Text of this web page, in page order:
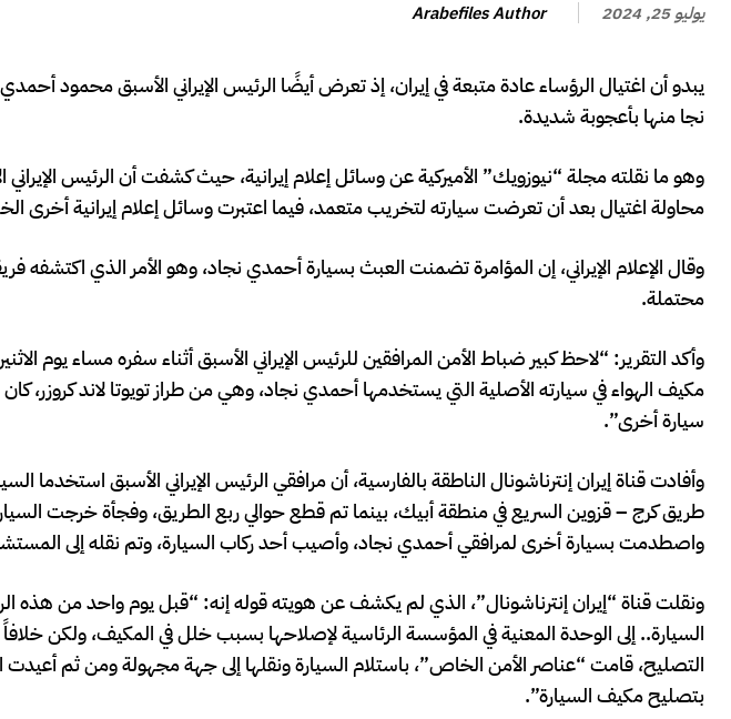
يوليو 25, 2024 Arabefiles Author
يبدو أن اغتيال الرؤساء عادة متبعة في إيران، إذ تعرض أيضًا الرئيس الإيراني الأسبق محمود
نجا منها بأعجوبة شديدة.
وهو ما نقلته مجلة “نيوزويك” الأميركية عن وسائل إعلام إيرانية، حيث كشفت أن الرئيس
محاولة اغتيال بعد أن تعرضت سيارته لتخريب متعمد، فيما اعتبرت وسائل إعلام إيرانية أخرى
وقال الإعلام الإيراني، إن المؤامرة تضمنت العبث بسيارة أحمدي نجاد، وهو الأمر الذي اكتشفه
محتملة.
مكيف الهواء في سيارته الأصلية التي يستخدمها أحمدي نجاد، وهي من طراز تويوتا لاند كروزر،
سيارة أخرى”.
وأفادت قناة إيران إنترناشونال الناطقة بالفارسية، أن مرافقي الرئيس الإيراني الأسبق استخدما
طريق كرج – قزوين السريع في منطقة أبيك، بينما تم قطع حوالي ربع الطريق، وفجأة خرجت
واصطدمت بسيارة أخرى لمرافقي أحمدي نجاد، وأصيب أحد ركاب السيارة، وتم نقله إلى
ونقلت قناة “إيران إنترناشونال”، الذي لم يكشف عن هويته قوله إنه: “قبل يوم واحد من هذه
السيارة.. إلى الوحدة المعنية في المؤسسة الرئاسية لإصلاحها بسبب خلل في المكيف، ولكن خلافاً
التصليح، قامت “عناصر الأمن الخاص”، باستلام السيارة ونقلها إلى جهة مجهولة ومن ثم أعيدت
بتصليح مكيف السيارة”.